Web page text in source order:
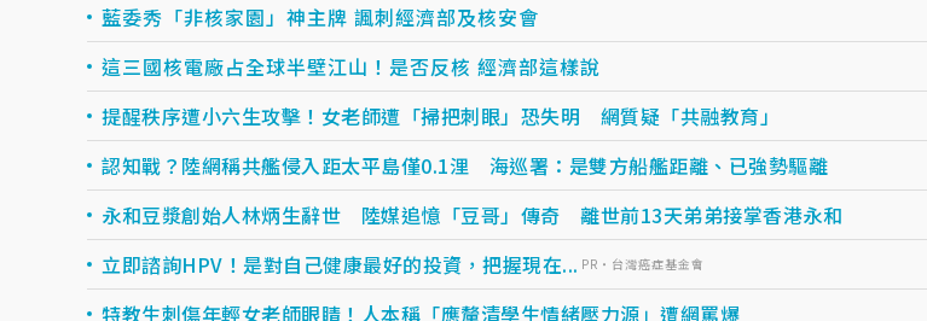
藍委秀「非核家園」神主牌 諷刺經濟部及核安會
這三國核電廠占全球半壁江山！是否反核 經濟部這樣說
提醒秩序遭小六生攻擊！女老師遭「掃把刺眼」恐失明 網質疑「共融教育」
認知戰？陸網稱共艦侵入距太平島僅0.1浬 海巡署：是雙方船艦距離、已強勢驅離
永和豆漿創始人林炳生辭世 陸媒追憶「豆哥」傳奇 離世前13天弟弟接掌香港永和
立即諮詢HPV！是對自己健康最好的投資，把握現在... PR・台灣癌症基金會
特教生刺傷年輕女老師眼睛！人本稱「應釐清學生情緒壓力源」遭網罵爆